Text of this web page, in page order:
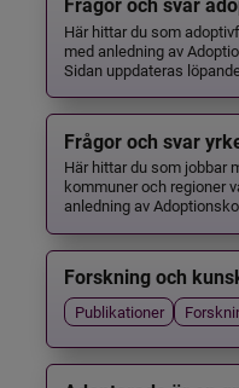
Frågor och svar
Här hittar du som
med anledning av
Sidan uppdateras
Frågor och svar
Här hittar du som jobbar
kommuner och regioner
anledning av
Forskning och
Publikationer